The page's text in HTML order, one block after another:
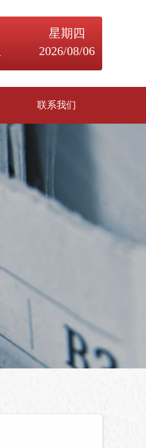
星期四
2026/08/06
联系我们